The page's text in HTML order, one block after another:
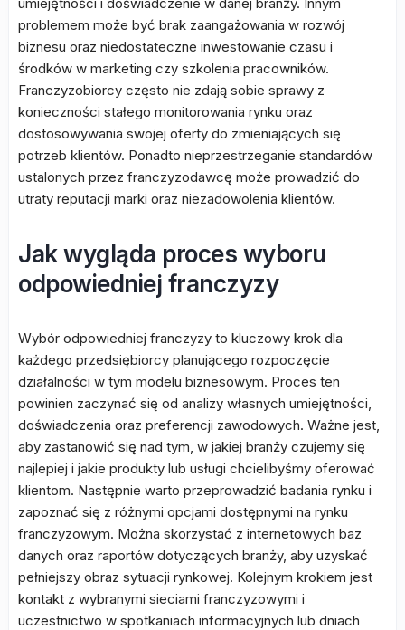
problemem może być brak zaangażowania w rozwój
biznesu oraz niedostateczne inwestowanie czasu i
środków w marketing czy szkolenia pracowników.
Franczyzobiorcy często nie zdają sobie sprawy z
konieczności stałego monitorowania rynku oraz
dostosowywania swojej oferty do zmieniających się
potrzeb klientów. Ponadto nieprzestrzeganie standardów
ustalonych przez franczyzodawcę może prowadzić do
utraty reputacji marki oraz niezadowolenia klientów.
Jak wygląda proces wyboru
odpowiedniej franczyzy
Wybór odpowiedniej franczyzy to kluczowy krok dla
każdego przedsiębiorcy planującego rozpoczęcie
działalności w tym modelu biznesowym. Proces ten
powinien zaczynać się od analizy własnych umiejętności,
doświadczenia oraz preferencji zawodowych. Ważne jest,
aby zastanowić się nad tym, w jakiej branży czujemy się
najlepiej i jakie produkty lub usługi chcielibyśmy oferować
klientom. Następnie warto przeprowadzić badania rynku i
zapoznać się z różnymi opcjami dostępnymi na rynku
franczyzowym. Można skorzystać z internetowych baz
danych oraz raportów dotyczących branży, aby uzyskać
pełniejszy obraz sytuacji rynkowej. Kolejnym krokiem jest
kontakt z wybranymi sieciami franczyzowymi i
uczestnictwo w spotkaniach informacyjnych lub dniach